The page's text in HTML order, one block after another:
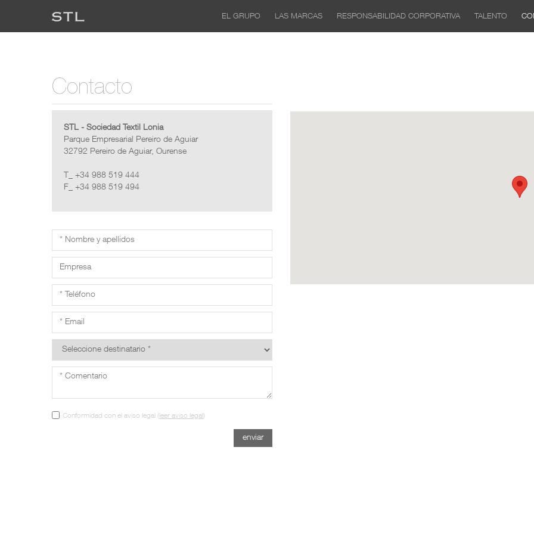
EL GRUPO LAS MARCAS RESPONSABILIDAD CORPORATIVA TALENTO
Contacto
STL - Sociedad Textil Lonia
Parque Empresarial Pereiro de Aguiar
32792 Pereiro de Aguiar, Ourense
T_
+34 988 519 444
F_
+34 988 519 494
Conformidad con el aviso legal (leer aviso legal)